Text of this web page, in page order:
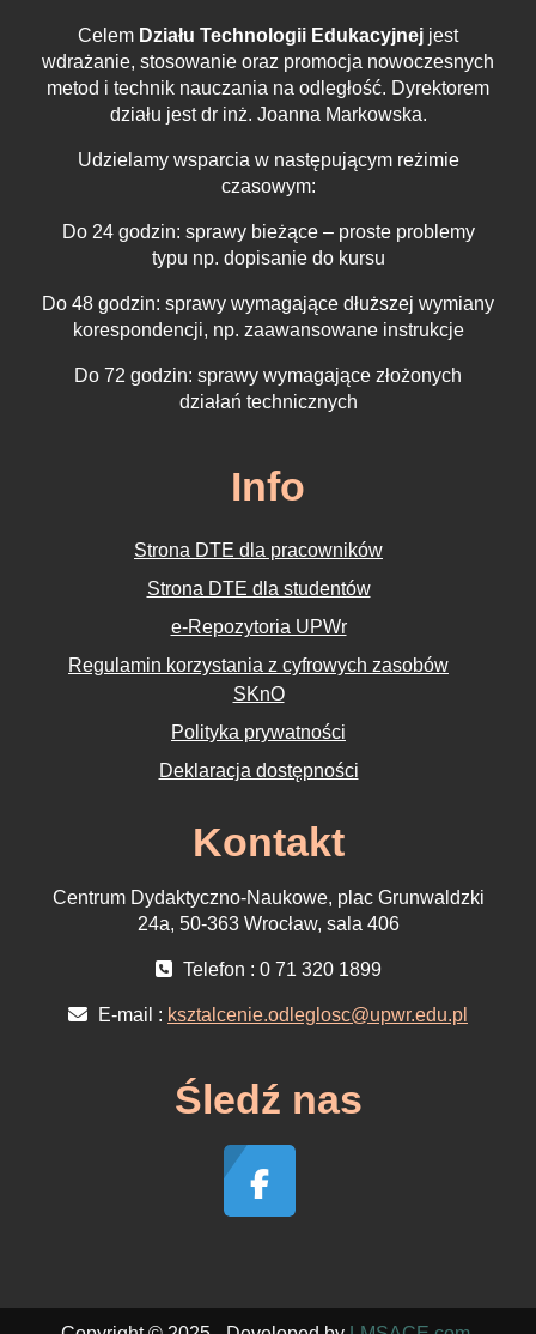
Celem Działu Technologii Edukacyjnej jest
wdrażanie, stosowanie oraz promocja nowoczesnych
metod i technik nauczania na odległość. Dyrektorem
działu jest dr inż. Joanna Markowska.
Udzielamy wsparcia w następującym reżimie
czasowym:
Do 24 godzin: sprawy bieżące – proste problemy
typu np. dopisanie do kursu
Do 48 godzin: sprawy wymagające dłuższej wymiany
korespondencji, np. zaawansowane instrukcje
Do 72 godzin: sprawy wymagające złożonych
działań technicznych
Info
Strona DTE dla pracowników
Strona DTE dla studentów
e-Repozytoria UPWr
Regulamin korzystania z cyfrowych zasobów
SKnO
Polityka prywatności
Deklaracja dostępności
Kontakt
Centrum Dydaktyczno-Naukowe, plac Grunwaldzki
24a, 50-363 Wrocław, sala 406
Telefon : 0 71 320 1899
E-mail : ksztalcenie.odleglosc@upwr.edu.pl
Śledź nas